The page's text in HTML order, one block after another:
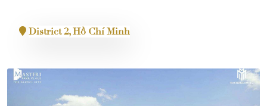
District 2, Hồ Chí Minh